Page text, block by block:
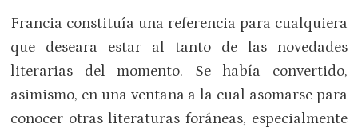
Francia constituía una referencia para cualquiera
que deseara estar al tanto de las novedades
literarias del momento. Se había convertido,
asimismo, en una ventana a la cual asomarse para
conocer otras literaturas foráneas, especialmente